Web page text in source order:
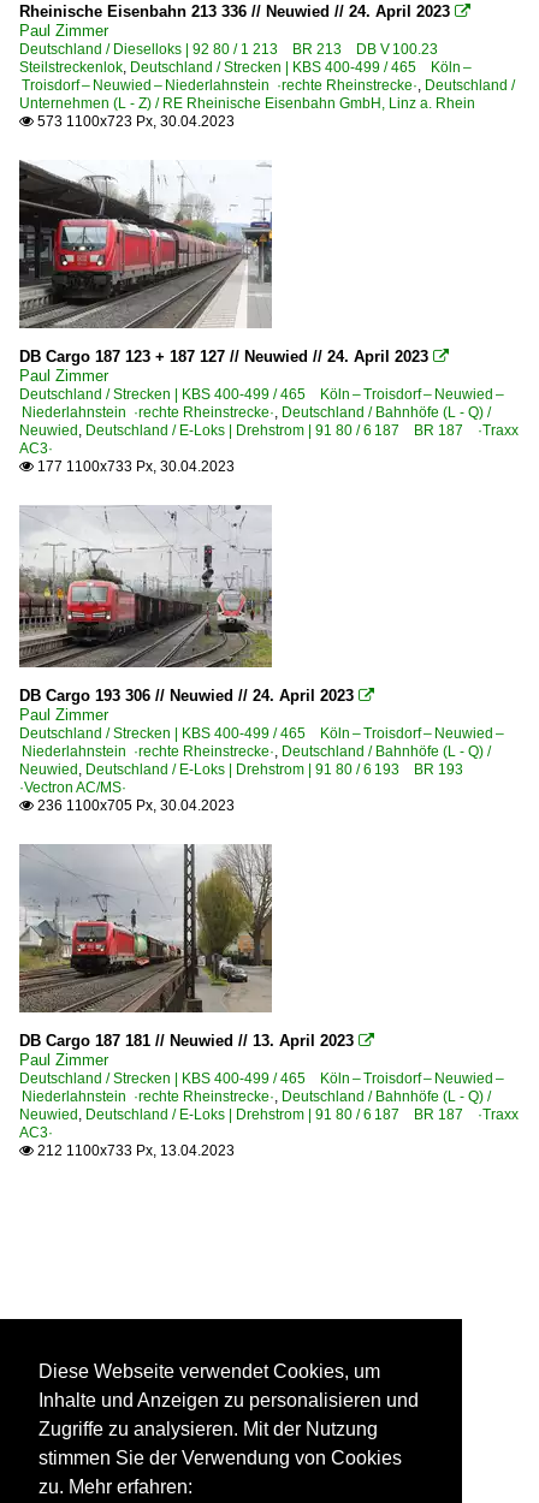
Rheinische Eisenbahn 213 336 // Neuwied // 24. April 2023 
Paul Zimmer
Deutschland / Dieselloks | 92 80 / 1 213 BR 213 DB V 100.23
Steilstreckenlok Deutschland / Strecken | KBS 400-499 / 465 Köln –
Troisdorf – Neuwied – Niederlahnstein ·rechte Rheinstrecke· Deutschland /
Unternehmen (L - Z) / RE Rheinische Eisenbahn GmbH, Linz a. Rhein
 573 1100x723 Px, 30.04.2023
DB Cargo 187 123 + 187 127 // Neuwied // 24. April 2023 
Paul Zimmer
Deutschland / Strecken | KBS 400-499 / 465 Köln – Troisdorf – Neuwied –
Niederlahnstein ·rechte Rheinstrecke· Deutschland / Bahnhöfe (L - Q) /
Neuwied Deutschland / E-Loks | Drehstrom | 91 80 / 6 187 BR 187 ·Traxx
AC3·
 177 1100x733 Px, 30.04.2023
DB Cargo 193 306 // Neuwied // 24. April 2023 
Paul Zimmer
Deutschland / Strecken | KBS 400-499 / 465 Köln – Troisdorf – Neuwied –
Niederlahnstein ·rechte Rheinstrecke· Deutschland / Bahnhöfe (L - Q) /
Neuwied Deutschland / E-Loks | Drehstrom | 91 80 / 6 193 BR 193
·Vectron AC/MS·
 236 1100x705 Px, 30.04.2023
DB Cargo 187 181 // Neuwied // 13. April 2023 
Paul Zimmer
Deutschland / Strecken | KBS 400-499 / 465 Köln – Troisdorf – Neuwied –
Niederlahnstein ·rechte Rheinstrecke· Deutschland / Bahnhöfe (L - Q) /
Neuwied Deutschland / E-Loks | Drehstrom | 91 80 / 6 187 BR 187 ·Traxx
AC3·
 212 1100x733 Px, 13.04.2023
Diese Webseite verwendet Cookies, um
Inhalte und Anzeigen zu personalisieren und
Zugriffe zu analysieren. Mit der Nutzung
stimmen Sie der Verwendung von Cookies
zu. Mehr erfahren: